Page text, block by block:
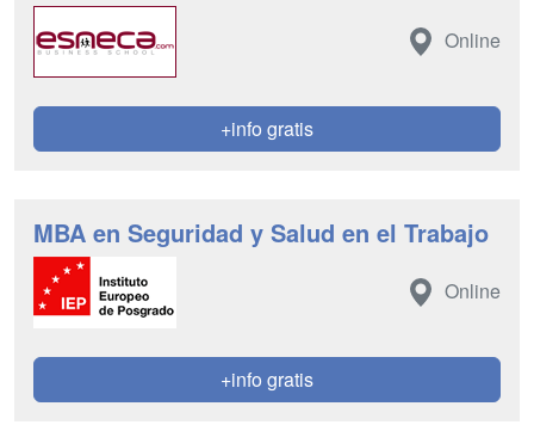
Online
+info gratis
MBA en Seguridad y Salud en el Trabajo
Online
+info gratis